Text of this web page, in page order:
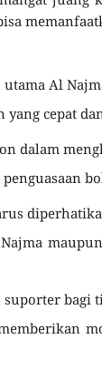
Al
cepat
dalam
bagi